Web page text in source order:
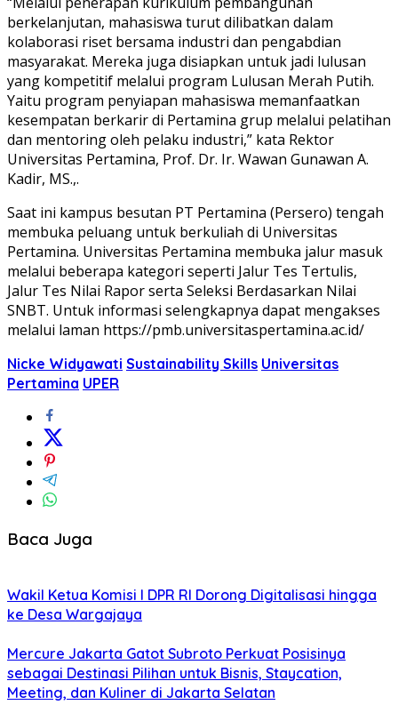
berkelanjutan, mahasiswa turut dilibatkan dalam
kolaborasi riset bersama industri dan pengabdian
masyarakat. Mereka juga disiapkan untuk jadi lulusan
yang kompetitif melalui program Lulusan Merah Putih.
Yaitu program penyiapan mahasiswa memanfaatkan
kesempatan berkarir di Pertamina grup melalui pelatihan
dan mentoring oleh pelaku industri,” kata Rektor
Universitas Pertamina, Prof. Dr. Ir. Wawan Gunawan A.
Kadir, MS.,.
Saat ini kampus besutan PT Pertamina (Persero) tengah
membuka peluang untuk berkuliah di Universitas
Pertamina. Universitas Pertamina membuka jalur masuk
melalui beberapa kategori seperti Jalur Tes Tertulis,
Jalur Tes Nilai Rapor serta Seleksi Berdasarkan Nilai
SNBT. Untuk informasi selengkapnya dapat mengakses
melalui laman https://pmb.universitaspertamina.ac.id/
Nicke Widyawati Sustainability Skills Universitas
Pertamina UPER
Baca Juga
Wakil Ketua Komisi I DPR RI Dorong Digitalisasi hingga
ke Desa Wargajaya
Mercure Jakarta Gatot Subroto Perkuat Posisinya
sebagai Destinasi Pilihan untuk Bisnis, Staycation,
Meeting, dan Kuliner di Jakarta Selatan